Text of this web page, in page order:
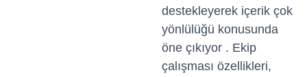
destekleyerek içerik çok
yönlülüğü konusunda
öne çıkıyor . Ekip
çalışması özellikleri,